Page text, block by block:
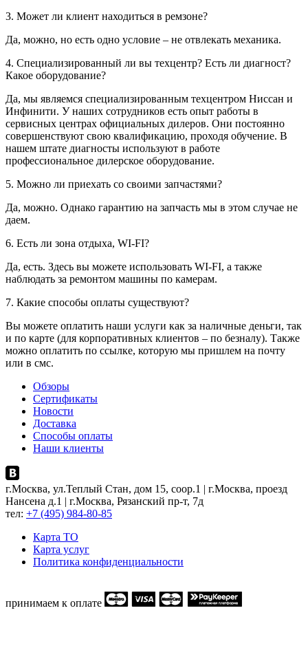
3. Может ли клиент находиться в ремзоне?
Да, можно, но есть одно условие – не отвлекать механика.
4. Специализированный ли вы техцентр? Есть ли диагност?
Какое оборудование?
Да, мы являемся специализированным техцентром Ниссан и
Инфинити. У наших сотрудников есть опыт работы в
сервисных центрах официальных дилеров. Они постоянно
совершенствуют свою квалификацию, проходя обучение. В
нашем штате диагносты используют в работе
профессиональное дилерское оборудование.
5. Можно ли приехать со своими запчастями?
Да, можно. Однако гарантию на запчасть мы в этом случае не
даем.
6. Есть ли зона отдыха, WI-FI?
Да, есть. Здесь вы можете использовать WI-FI, а также
наблюдать за ремонтом машины по камерам.
7. Какие способы оплаты существуют?
Вы можете оплатить наши услуги как за наличные деньги, так
и по карте (для корпоративных клиентов – по безналу). Также
можно оплатить по ссылке, которую мы пришлем на почту
или в смс.
Обзоры
Сертификаты
Новости
Доставка
Способы оплаты
Наши клиенты
г.Москва, ул.Теплый Стан, дом 15, соор.1 | г.Москва, проезд
Нансена д.1 | г.Москва, Рязанский пр-т, 7д
тел: +7 (495) 984-80-85
Карта ТO
Карта услуг
Политика конфиденциальности
принимаем к оплате